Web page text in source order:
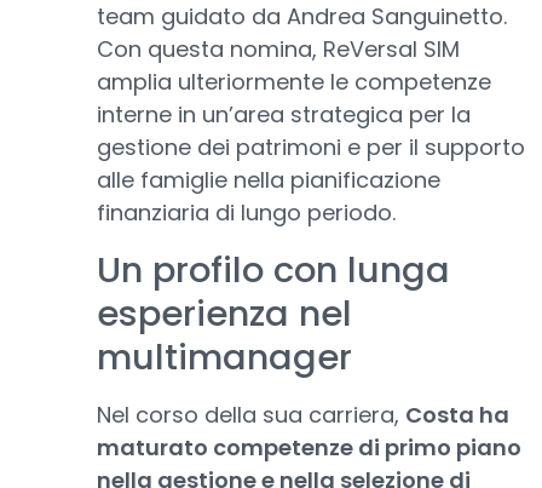
team guidato da Andrea Sanguinetto.
Con questa nomina, ReVersal SIM
amplia ulteriormente le competenze
interne in un’area strategica per la
gestione dei patrimoni e per il supporto
alle famiglie nella pianificazione
finanziaria di lungo periodo.
Un profilo con lunga
esperienza nel
multimanager
Nel corso della sua carriera, Costa ha
maturato competenze di primo piano
nella gestione e nella selezione di